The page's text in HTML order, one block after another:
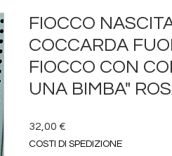
FIOCCO
COCCARDA
FIOCCO CON
UNA BIMBA"
32,00 €
COSTI DI SPEDIZIONE